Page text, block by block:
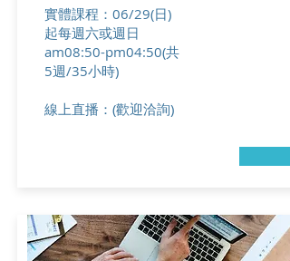
實體課程：06/29(日)
起每週六或週日
am08:50-pm04:50(共
5週/35小時)
線上直播： (歡迎洽詢)